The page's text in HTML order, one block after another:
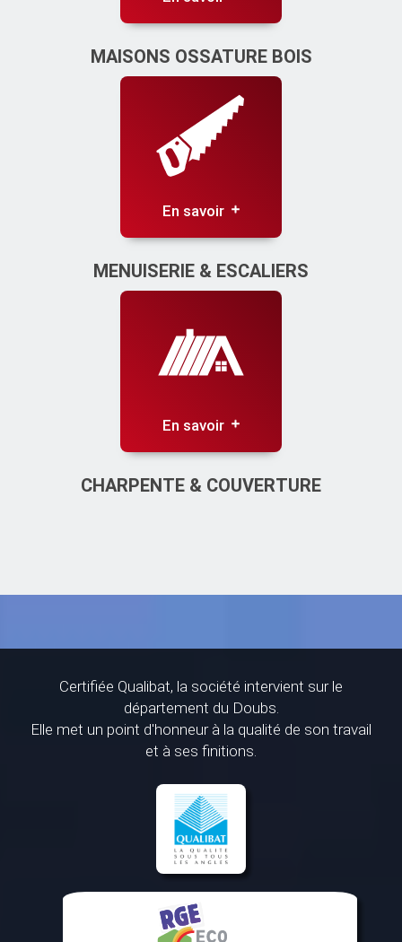
MAISONS OSSATURE BOIS
En savoir
MENUISERIE & ESCALIERS
En savoir
CHARPENTE & COUVERTURE
Certifiée Qualibat, la société intervient sur le
département du Doubs.
Elle met un point d'honneur à la qualité de son travail
et à ses finitions.